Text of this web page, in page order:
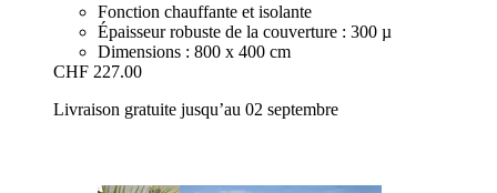
Fonction chauffante et isolante
Épaisseur robuste de la couverture : 300 µ
Dimensions : 800 x 400 cm
CHF 227.00
Livraison gratuite jusqu’au 02 septembre